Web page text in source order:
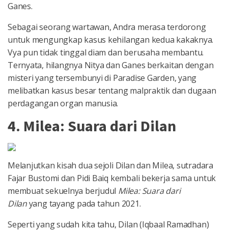
Ganes.
Sebagai seorang wartawan, Andra merasa terdorong
untuk mengungkap kasus kehilangan kedua kakaknya.
Vya pun tidak tinggal diam dan berusaha membantu.
Ternyata, hilangnya Nitya dan Ganes berkaitan dengan
misteri yang tersembunyi di Paradise Garden, yang
melibatkan kasus besar tentang malpraktik dan dugaan
perdagangan organ manusia.
4. Milea: Suara dari Dilan
Melanjutkan kisah dua sejoli Dilan dan Milea, sutradara
Fajar Bustomi dan Pidi Baiq kembali bekerja sama untuk
membuat sekuelnya berjudul Milea: Suara dari
Dilanyang tayang pada tahun 2021.
Seperti yang sudah kita tahu, Dilan (Iqbaal Ramadhan)